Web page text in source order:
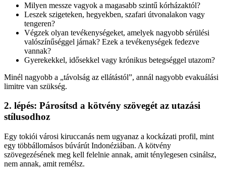
Milyen messze vagyok a magasabb szintű kórházaktól?
Leszek szigeteken, hegyekben, szafari útvonalakon vagy
tengeren?
Végzek olyan tevékenységeket, amelyek nagyobb sérülési
valószínűséggel járnak? Ezek a tevékenységek fedezve
vannak?
Gyerekekkel, idősekkel vagy krónikus betegséggel utazom?
Minél nagyobb a „távolság az ellátástól”, annál nagyobb evakuálási
limitre van szükség.
2. lépés: Párosítsd a kötvény szövegét az utazási
stílusodhoz
Egy tokiói városi kiruccanás nem ugyanaz a kockázati profil, mint
egy többállomásos búvárút Indonéziában. A kötvény
szövegezésének meg kell felelnie annak, amit ténylegesen csinálsz,
nem annak, amit remélsz.